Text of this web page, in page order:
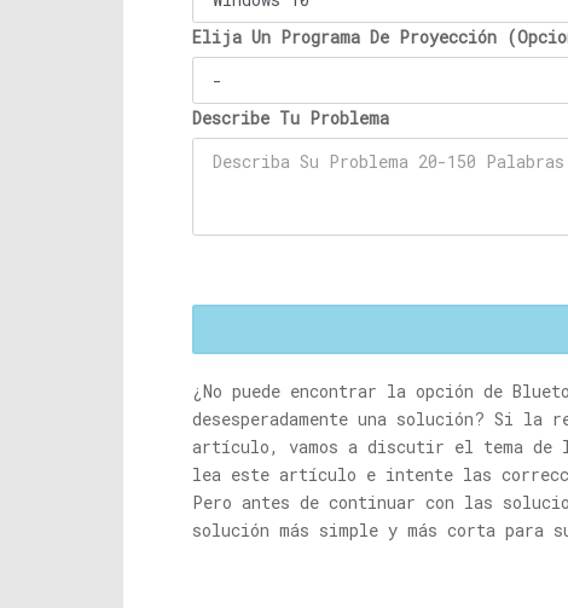
Elija Un Programa De Proyección
Describe Tu Problema
¿No puede encontrar la opción de
desesperadamente una solución? Si la
artículo, vamos a discutir el tema de
lea este artículo e intente las
Pero antes de continuar con las
solución más simple y más corta para